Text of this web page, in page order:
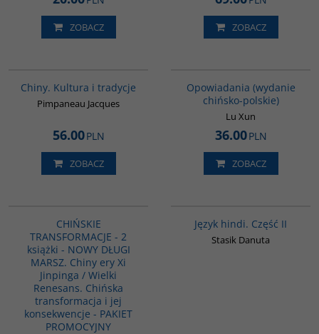
ZOBACZ ZOBACZ
Chiny. Kultura i tradycje
Pimpaneau Jacques
56.00PLN
ZOBACZ
Opowiadania (wydanie
chińsko-polskie)
Lu Xun
36.00PLN
ZOBACZ
CHIŃSKIE
TRANSFORMACJE - 2
książki - NOWY DŁUGI
MARSZ. Chiny ery Xi
Jinpinga / Wielki
Renesans. Chińska
transformacja i jej
konsekwencje - PAKIET
PROMOCYJNY
Język hindi. Część II
Stasik Danuta